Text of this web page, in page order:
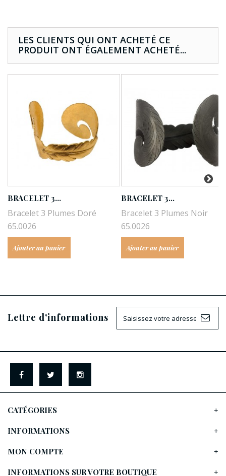
LES CLIENTS QUI ONT ACHETÉ CE
PRODUIT ONT ÉGALEMENT ACHETÉ...
BRACELET 3...
Bracelet 3 Plumes Doré
65.0026
Ajouter au panier
BRACELET 3...
Bracelet 3 Plumes Noir
65.0026
Ajouter au panier
Lettre d'informations
CATÉGORIES
INFORMATIONS
MON COMPTE
INFORMATIONS SUR VOTRE BOUTIQUE